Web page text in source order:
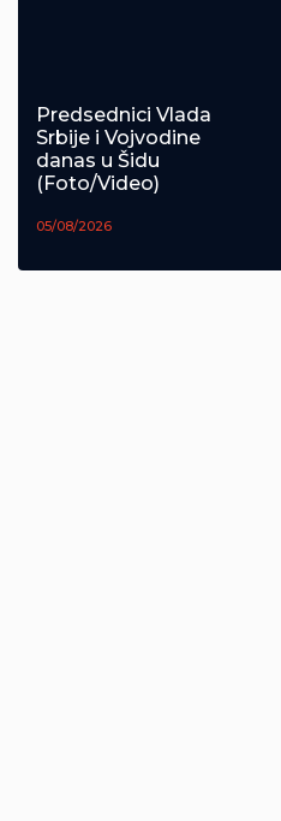
Predsednici Vlada
Srbije i Vojvodine
danas u Šidu
(Foto/Video)
05/08/2026